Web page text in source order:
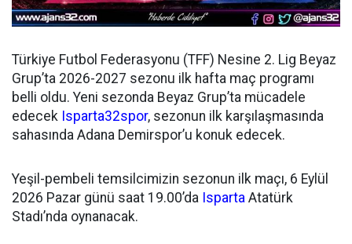
Türkiye Futbol Federasyonu (TFF) Nesine 2. Lig Beyaz
Grup’ta 2026-2027 sezonu ilk hafta maç programı
belli oldu. Yeni sezonda Beyaz Grup’ta mücadele
edecek Isparta32spor, sezonun ilk karşılaşmasında
sahasında Adana Demirspor’u konuk edecek.
Yeşil-pembeli temsilcimizin sezonun ilk maçı, 6 Eylül
2026 Pazar günü saat 19.00’da Isparta Atatürk
Stadı’nda oynanacak.